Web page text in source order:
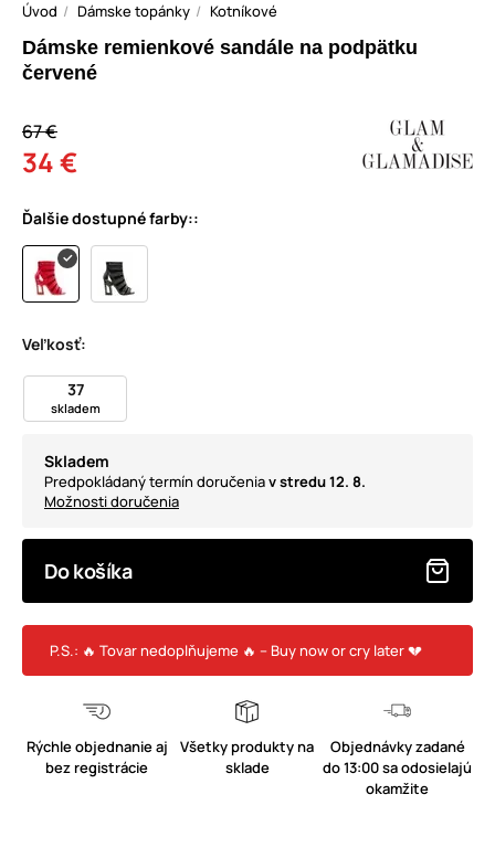
Úvod Dámske topánky Kotníkové
Dámske remienkové sandále na podpätku
červené
67 €
34 €
Ďalšie dostupné farby::
Veľkosť:
37
skladem
Skladem
Predpokládaný termín doručeniav stredu 12. 8.
Možnosti doručenia
Do košíka
P.S.: 🔥 Tovar nedoplňujeme 🔥 – Buy now or cry later 💔
Rýchle objednanie aj
bez registrácie
Všetky produkty na
sklade
Objednávky zadané
do 13:00 sa odosielajú
okamžite